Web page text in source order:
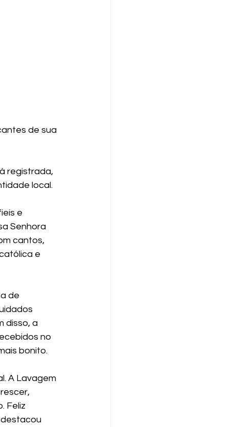
de sua
registrada,
local.
e
Senhora
cantos,
e
de
disso, a
no
bonito.
A Lavagem
Feliz
destacou